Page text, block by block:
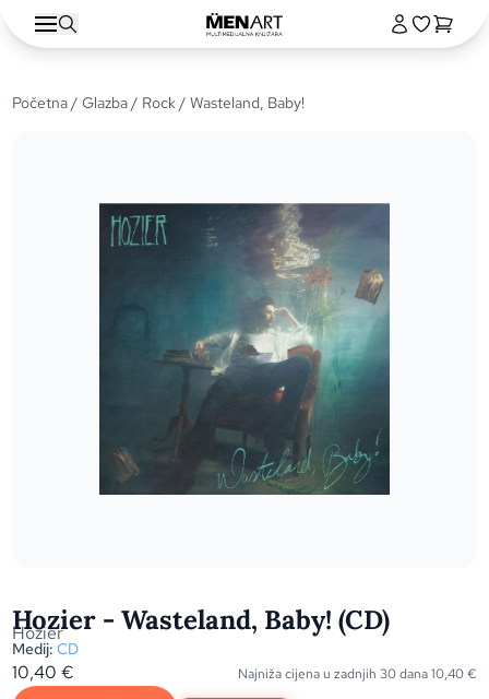
Početna/Glazba/ Rock/ Wasteland, Baby!
Hozier - Wasteland, Baby! (CD)
Hozier
Medij: CD
10,40€ Najniža cijena u zadnjih 30 dana10,40€